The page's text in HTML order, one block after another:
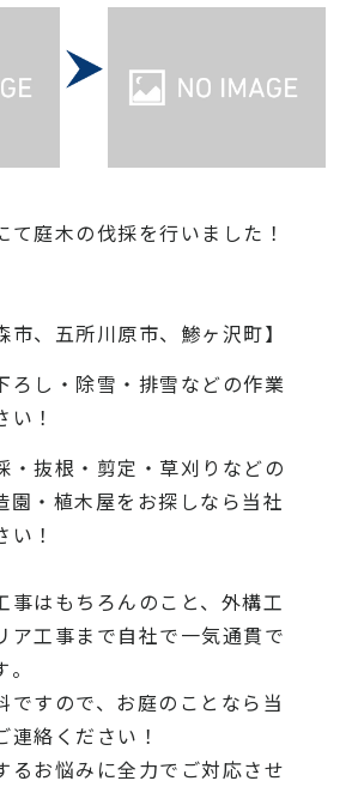
て庭木の伐採を行いました！
市、五所川原市、鯵ヶ沢町】
ろし・除雪・排雪などの作業
！
・抜根・剪定・草刈りなどの
・ 植木屋をお探しなら当社
！
はもちろんのこと、 外構工
ア工事まで自社で一気通貫で
。
すので、 お庭のことなら当
絡ください！
るお悩みに全力でご対応させ